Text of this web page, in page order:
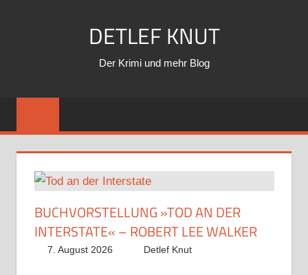
DETLEF KNUT
Der Krimi und mehr Blog
BUCHVORSTELLUNG »TOD AN DER
INTERSTATE« – ROBERT LEE WALKER
7. August 2026 Detlef Knut